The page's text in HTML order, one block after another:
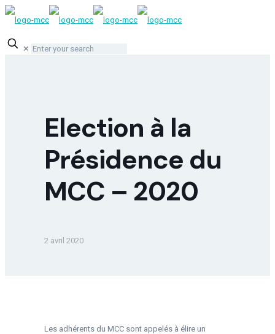
✕
Election à la
Présidence du
MCC – 2020
2 avril 2020
Les adhérents du MCC sont appelés à élire un